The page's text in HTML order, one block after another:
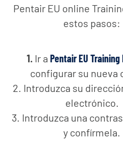
Pentair EU online
estos pasos:
1.Ir a Pentair EU Training
configurar su nueva
2. Introduzca su
electrónico.
3. Introduzca una
y confírmela.